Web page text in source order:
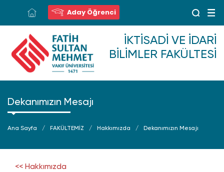
Aday Öğrenci
İKTISADI VE İDARI
BILIMLER FAKÜLTESI
Dekanımızın Mesajı
Ana Sayfa FAKÜLTEMİZ Hakkımızda Dekanımızın Mesajı
<< Hakkımızda